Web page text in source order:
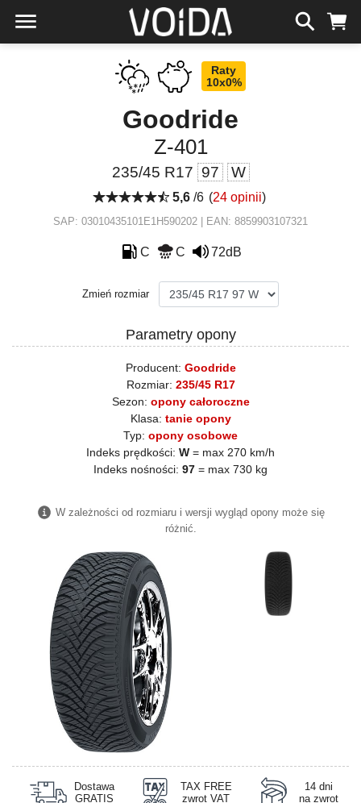
Raty
10x0%
Goodride
Z-401
235/45 R17 97 W
5,6/6 (24 opinii)
SAP: 03010435101E1H590202 | EAN: 8859903107321
C C 72dB
Zmień rozmiar
Parametry opony
Producent: Goodride
Rozmiar: 235/45 R17
Sezon: opony całoroczne
Klasa: tanie opony
Typ: opony osobowe
Indeks prędkości: W = max 270 km/h
Indeks nośności: 97 = max 730 kg
W zależności od rozmiaru i wersji wygląd opony może się
różnić.
Dostawa
GRATIS
TAX FREE
zwrot VAT
14 dni
na zwrot